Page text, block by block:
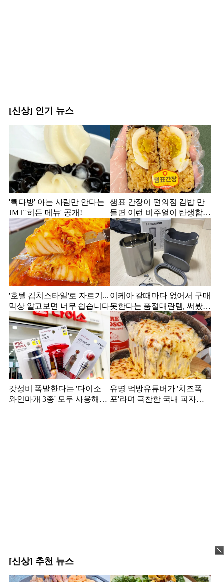
[신상] 인기 뉴스
'빽다방' 아는 사람만 안다는
JMT '히든 메뉴' 공개!
샘표 간장이 편의점 김밥 만
들면 이런 비주얼이 탄생합니
다.
'호텔 김치스타일'로 자르기...
막상 알고보면 너무 쉽습니다
이케아 갈때마다 없어서 구매
못한다는 품절대란템, 써봤더
니...
갓성비 폭발한다는 '다이소
와인마개 3종' 모두 사용해본
유명 먹방유튜버가 '치즈폭
포'라며 극찬한 국내 피자집,
[신상] 추천 뉴스